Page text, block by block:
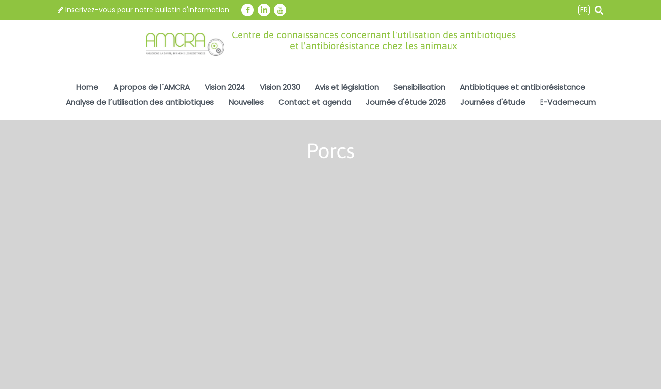
Inscrivez-vous pour notre bulletin d'information FR
Centre de connaissances concernant l'utilisation des antibiotiques
et l'antibiorésistance chez les animaux
Home A propos de l´AMCRA Vision 2024 Vision 2030 Avis et législation Sensibilisation
Antibiotiques et antibiorésistance
Analyse de l´utilisation des antibiotiques
Nouvelles Contact et agenda Journée d'étude 2026 Journées d'étude E-Vademecum
Porcs